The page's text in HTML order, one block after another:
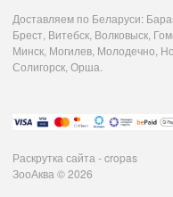
Доставляем по Беларуси:
Брест, Витебск, Волковыск,
Минск, Могилев, Молодечно,
Солигорск, Орша.
Раскрутка сайта - cropas
ЗооАква © 2026